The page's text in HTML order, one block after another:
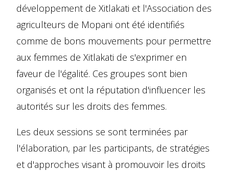
développement de Xitlakati et l'Association des
agriculteurs de Mopani ont été identifiés
comme de bons mouvements pour permettre
aux femmes de Xitlakati de s'exprimer en
faveur de l'égalité. Ces groupes sont bien
organisés et ont la réputation d'influencer les
autorités sur les droits des femmes.
Les deux sessions se sont terminées par
l'élaboration, par les participants, de stratégies
et d'approches visant à promouvoir les droits